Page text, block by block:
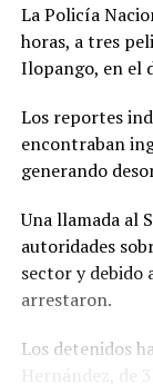
La Policía
horas, a tres
Ilopango, en el
Los reportes
encontraban
generando
Una llamada al
autoridades
sector y debido
arrestaron.
Los detenidos
Hernández, de